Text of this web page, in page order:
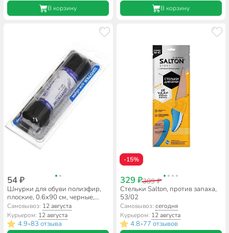
В корзину В корзину
54 ₽
Шнурки для обуви полиэфир,
плоские, 0.6х90 см, черные,
В340_6/310
Самовывоз: 12 августа
Курьером: 12 августа
4.9•83 отзыва
-15%
329 ₽389 ₽
Стельки Salton, против запаха,
53/02
Самовывоз: сегодня
Курьером: 12 августа
4.8•77 отзывов